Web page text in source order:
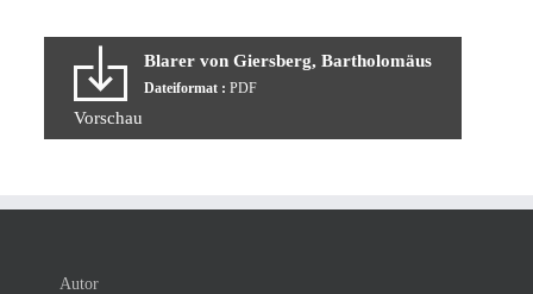
Blarer von Giersberg, Bartholomäus
Dateiformat : PDF
Vorschau
Autor